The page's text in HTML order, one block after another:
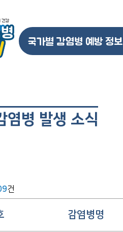
국가별 감염병 예방 정보
염병 발생 소식
건
감염병명